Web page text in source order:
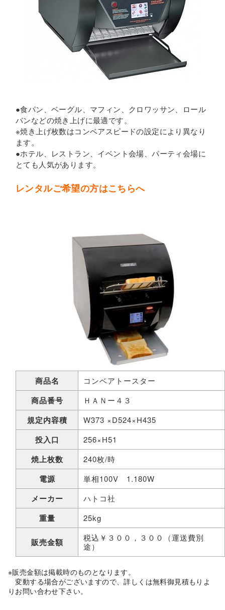
●食パン、ベーグル、マフィン、クロワッサン、ロール
パンなどの焼き上げに最適です。
※焼き上げ枚数はコンベアスピードの設定により異なり
ます。
●ホテル、レストラン、イベント会場、パーティ会場に
とても人気があります。
レンタルご希望の方はこちらへ
商品名 コンベアトースター
商品番号 ＨＡＮー４３
規定内容積 W373 ×D524×H435
投入口 256×H51
焼上枚数 240枚/時
電源 単相100V 1.180W
メーカー ハトコ社
重量 25kg
販売金額
税込￥３００，３００（運送費別
途）
※販売金額は掲載時のものとなります。
変動する場合がございますので、詳しくは無料御見積もりよ
りお問い合わせ下さい。